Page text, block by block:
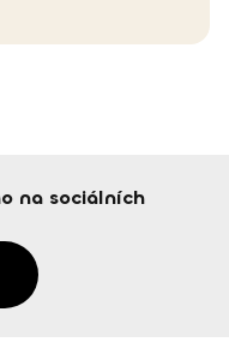
na sociálních